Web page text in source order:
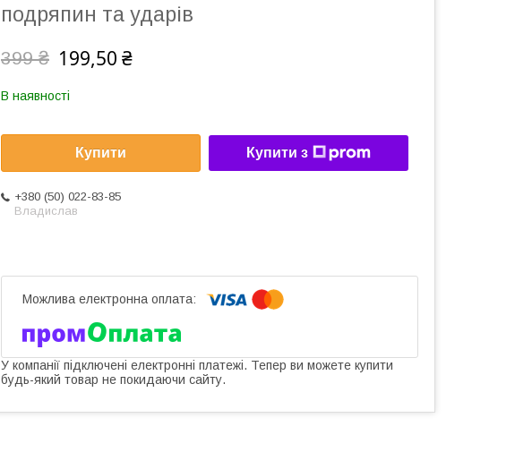
подряпин та ударів
399 ₴ 199,50 ₴
В наявності
Купити Купити з
+380 (50) 022-83-85
Владислав
У компанії підключені електронні платежі. Тепер ви можете купити
будь-який товар не покидаючи сайту.